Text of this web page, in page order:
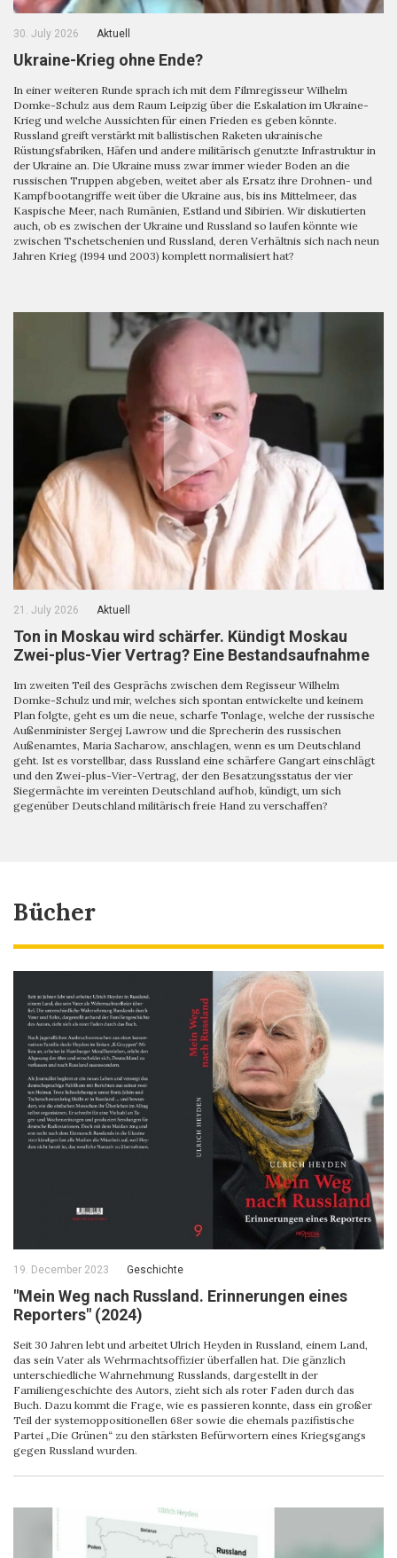
30. July 2026 Aktuell
Ukraine-Krieg ohne Ende?
In einer weiteren Runde sprach ich mit dem Filmregisseur Wilhelm
Domke-Schulz aus dem Raum Leipzig über die Eskalation im Ukraine-
Krieg und welche Aussichten für einen Frieden es geben könnte.
Russland greift verstärkt mit ballistischen Raketen ukrainische
Rüstungsfabriken, Häfen und andere militärisch genutzte Infrastruktur in
der Ukraine an. Die Ukraine muss zwar immer wieder Boden an die
russischen Truppen abgeben, weitet aber als Ersatz ihre Drohnen- und
Kampfbootangriffe weit über die Ukraine aus, bis ins Mittelmeer, das
Kaspische Meer, nach Rumänien, Estland und Sibirien. Wir diskutierten
auch, ob es zwischen der Ukraine und Russland so laufen könnte wie
zwischen Tschetschenien und Russland, deren Verhältnis sich nach neun
Jahren Krieg (1994 und 2003) komplett normalisiert hat?
21. July 2026 Aktuell
Ton in Moskau wird schärfer. Kündigt Moskau
Zwei-plus-Vier Vertrag? Eine Bestandsaufnahme
Im zweiten Teil des Gesprächs zwischen dem Regisseur Wilhelm
Domke-Schulz und mir, welches sich spontan entwickelte und keinem
Plan folgte, geht es um die neue, scharfe Tonlage, welche der russische
Außenminister Sergej Lawrow und die Sprecherin des russischen
Außenamtes, Maria Sacharow, anschlagen, wenn es um Deutschland
geht. Ist es vorstellbar, dass Russland eine schärfere Gangart einschlägt
und den Zwei-plus-Vier-Vertrag, der den Besatzungsstatus der vier
Siegermächte im vereinten Deutschland aufhob, kündigt, um sich
gegenüber Deutschland militärisch freie Hand zu verschaffen?
Bücher
19. December 2023 Geschichte
"Mein Weg nach Russland. Erinnerungen eines
Reporters" (2024)
Seit 30 Jahren lebt und arbeitet Ulrich Heyden in Russland, einem Land,
das sein Vater als Wehrmachtsoffizier überfallen hat. Die gänzlich
unterschiedliche Wahrnehmung Russlands, dargestellt in der
Familiengeschichte des Autors, zieht sich als roter Faden durch das
Buch. Dazu kommt die Frage, wie es passieren konnte, dass ein großer
Teil der systemoppositionellen 68er sowie die ehemals pazifistische
Partei „Die Grünen“ zu den stärksten Befürwortern eines Kriegsgangs
gegen Russland wurden.